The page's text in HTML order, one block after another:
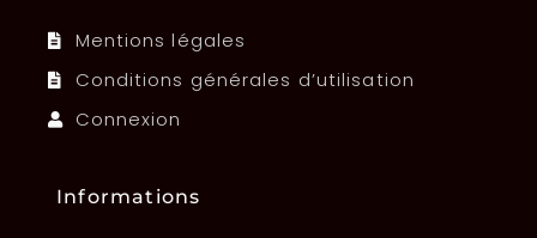
Mentions légales
Conditions générales d’utilisation
Connexion
Informations